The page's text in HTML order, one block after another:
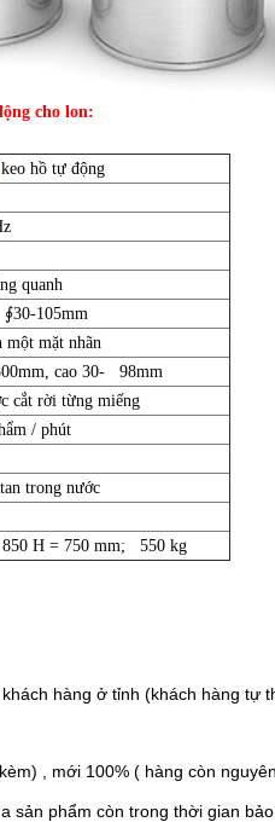
cho lon:
hồ tự động
quanh
105mm
một mặt nhãn
cao 30- 98mm
cắt rời từng miếng
/ phút
trong nước
H = 750 mm; 550 kg
hàng ở tỉnh (khách hàng tự
, mới 100% ( hàng còn
sản phẩm còn trong thời gian